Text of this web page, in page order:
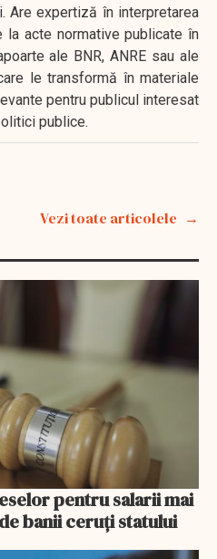
Are expertiză în interpretarea
acte normative publicate în
ale BNR, ANRE sau ale
le transformă în materiale
pentru publicul interesat
publice.
Vezi toate articolele
pentru salarii mai
banii ceruți statului